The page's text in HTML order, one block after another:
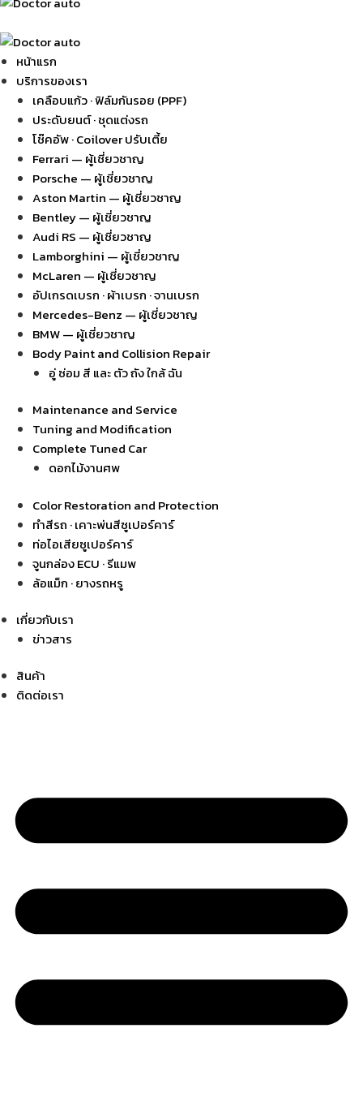
หน้าแรก
บริการของเรา
เคลือบแก้ว · ฟิล์มกันรอย (PPF)
ประดับยนต์ · ชุดแต่งรถ
โช๊คอัพ · Coilover ปรับเตี้ย
Ferrari — ผู้เชี่ยวชาญ
Porsche — ผู้เชี่ยวชาญ
Aston Martin — ผู้เชี่ยวชาญ
Bentley — ผู้เชี่ยวชาญ
Audi RS — ผู้เชี่ยวชาญ
Lamborghini — ผู้เชี่ยวชาญ
McLaren — ผู้เชี่ยวชาญ
อัปเกรดเบรก · ผ้าเบรก · จานเบรก
Mercedes-Benz — ผู้เชี่ยวชาญ
BMW — ผู้เชี่ยวชาญ
Body Paint and Collision Repair
อู่ ซ่อม สี และ ตัว ถัง ใกล้ ฉัน
Maintenance and Service
Tuning and Modification
Complete Tuned Car
ดอกไม้งานศพ
Color Restoration and Protection
ทำสีรถ · เคาะพ่นสีซูเปอร์คาร์
ท่อไอเสียซูเปอร์คาร์
จูนกล่อง ECU · รีแมพ
ล้อแม็ก · ยางรถหรู
เกี่ยวกับเรา
ข่าวสาร
สินค้า
ติดต่อเรา